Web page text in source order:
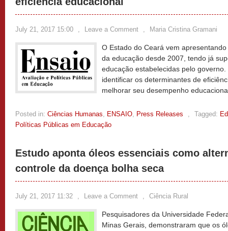
July 21, 2017 15:00 , Leave a Comment , Maria Cristina Gramani
O Estado do Ceará vem
da educação desde 2007, tendo já
educação estabelecidas pelo
identificar os determinantes de
melhorar seu desempenho
Posted in: Ciências Humanas, ENSAIO, Press Releases , Tagged:
Políticas Públicas em Educação
Estudo aponta óleos essenciais como
controle da doença bolha seca
July 21, 2017 11:32 , Leave a Comment , Ciência Rural
Pesquisadores da Universidade
Minas Gerais, demonstraram que os